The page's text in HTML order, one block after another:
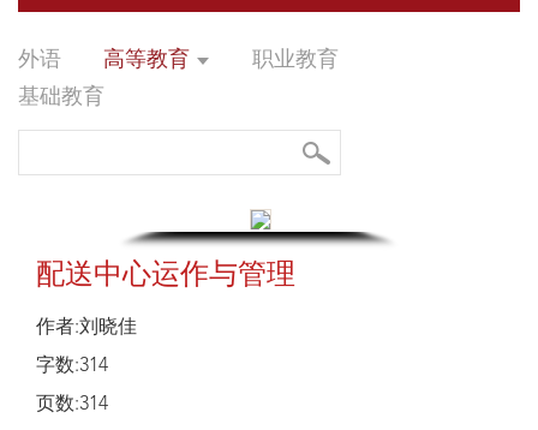
外语 高等教育
职业教育
基础教育
配送中心运作与管理
作者:刘晓佳
字数:314
页数:314